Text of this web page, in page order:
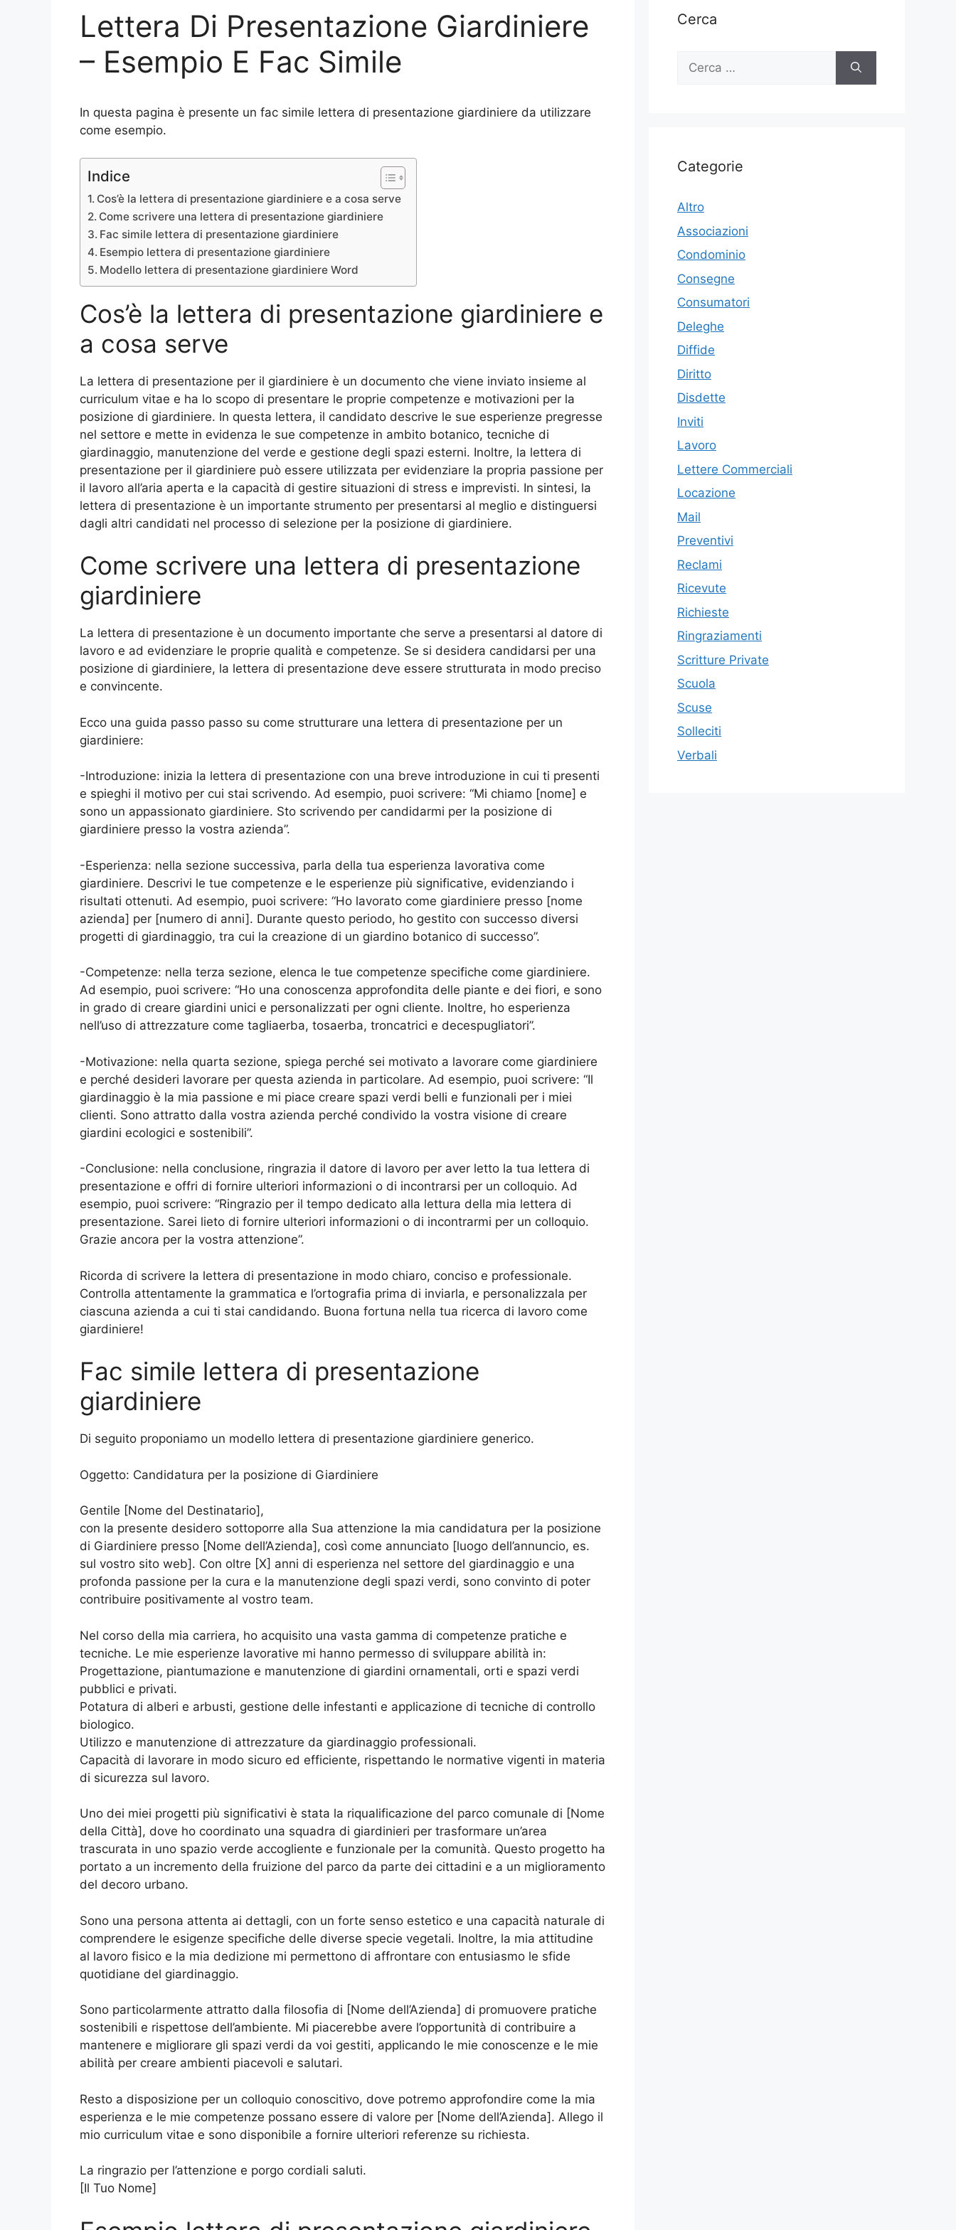
Lettera Di Presentazione Giardiniere
– Esempio E Fac Simile
In questa pagina è presente un fac simile lettera di presentazione giardiniere da utilizzare
come esempio.
Indice
Cos’è la lettera di presentazione giardiniere e a cosa serve
Come scrivere una lettera di presentazione giardiniere
Fac simile lettera di presentazione giardiniere
Esempio lettera di presentazione giardiniere
Modello lettera di presentazione giardiniere Word
Cos’è la lettera di presentazione giardiniere e
a cosa serve
La lettera di presentazione per il giardiniere è un documento che viene inviato insieme al
curriculum vitae e ha lo scopo di presentare le proprie competenze e motivazioni per la
posizione di giardiniere. In questa lettera, il candidato descrive le sue esperienze pregresse
nel settore e mette in evidenza le sue competenze in ambito botanico, tecniche di
giardinaggio, manutenzione del verde e gestione degli spazi esterni. Inoltre, la lettera di
presentazione per il giardiniere può essere utilizzata per evidenziare la propria passione per
il lavoro all’aria aperta e la capacità di gestire situazioni di stress e imprevisti. In sintesi, la
lettera di presentazione è un importante strumento per presentarsi al meglio e distinguersi
dagli altri candidati nel processo di selezione per la posizione di giardiniere.
Come scrivere una lettera di presentazione
giardiniere
La lettera di presentazione è un documento importante che serve a presentarsi al datore di
lavoro e ad evidenziare le proprie qualità e competenze. Se si desidera candidarsi per una
posizione di giardiniere, la lettera di presentazione deve essere strutturata in modo preciso
e convincente.
Ecco una guida passo passo su come strutturare una lettera di presentazione per un
giardiniere:
-Introduzione: inizia la lettera di presentazione con una breve introduzione in cui ti presenti
e spieghi il motivo per cui stai scrivendo. Ad esempio, puoi scrivere: “Mi chiamo [nome] e
sono un appassionato giardiniere. Sto scrivendo per candidarmi per la posizione di
giardiniere presso la vostra azienda”.
-Esperienza: nella sezione successiva, parla della tua esperienza lavorativa come
giardiniere. Descrivi le tue competenze e le esperienze più significative, evidenziando i
risultati ottenuti. Ad esempio, puoi scrivere: “Ho lavorato come giardiniere presso [nome
azienda] per [numero di anni]. Durante questo periodo, ho gestito con successo diversi
progetti di giardinaggio, tra cui la creazione di un giardino botanico di successo”.
-Competenze: nella terza sezione, elenca le tue competenze specifiche come giardiniere.
Ad esempio, puoi scrivere: “Ho una conoscenza approfondita delle piante e dei fiori, e sono
in grado di creare giardini unici e personalizzati per ogni cliente. Inoltre, ho esperienza
nell’uso di attrezzature come tagliaerba, tosaerba, troncatrici e decespugliatori”.
-Motivazione: nella quarta sezione, spiega perché sei motivato a lavorare come giardiniere
e perché desideri lavorare per questa azienda in particolare. Ad esempio, puoi scrivere: “Il
giardinaggio è la mia passione e mi piace creare spazi verdi belli e funzionali per i miei
clienti. Sono attratto dalla vostra azienda perché condivido la vostra visione di creare
giardini ecologici e sostenibili”.
-Conclusione: nella conclusione, ringrazia il datore di lavoro per aver letto la tua lettera di
presentazione e offri di fornire ulteriori informazioni o di incontrarsi per un colloquio. Ad
esempio, puoi scrivere: “Ringrazio per il tempo dedicato alla lettura della mia lettera di
presentazione. Sarei lieto di fornire ulteriori informazioni o di incontrarmi per un colloquio.
Grazie ancora per la vostra attenzione”.
Ricorda di scrivere la lettera di presentazione in modo chiaro, conciso e professionale.
Controlla attentamente la grammatica e l’ortografia prima di inviarla, e personalizzala per
ciascuna azienda a cui ti stai candidando. Buona fortuna nella tua ricerca di lavoro come
giardiniere!
Fac simile lettera di presentazione
giardiniere
Di seguito proponiamo un modello lettera di presentazione giardiniere generico.
Oggetto: Candidatura per la posizione di Giardiniere
Gentile [Nome del Destinatario],
con la presente desidero sottoporre alla Sua attenzione la mia candidatura per la posizione
di Giardiniere presso [Nome dell’Azienda], così come annunciato [luogo dell’annuncio, es.
sul vostro sito web]. Con oltre [X] anni di esperienza nel settore del giardinaggio e una
profonda passione per la cura e la manutenzione degli spazi verdi, sono convinto di poter
contribuire positivamente al vostro team.
Nel corso della mia carriera, ho acquisito una vasta gamma di competenze pratiche e
tecniche. Le mie esperienze lavorative mi hanno permesso di sviluppare abilità in:
Progettazione, piantumazione e manutenzione di giardini ornamentali, orti e spazi verdi
pubblici e privati.
Potatura di alberi e arbusti, gestione delle infestanti e applicazione di tecniche di controllo
biologico.
Utilizzo e manutenzione di attrezzature da giardinaggio professionali.
Capacità di lavorare in modo sicuro ed efficiente, rispettando le normative vigenti in materia
di sicurezza sul lavoro.
Uno dei miei progetti più significativi è stata la riqualificazione del parco comunale di [Nome
della Città], dove ho coordinato una squadra di giardinieri per trasformare un’area
trascurata in uno spazio verde accogliente e funzionale per la comunità. Questo progetto ha
portato a un incremento della fruizione del parco da parte dei cittadini e a un miglioramento
del decoro urbano.
Sono una persona attenta ai dettagli, con un forte senso estetico e una capacità naturale di
comprendere le esigenze specifiche delle diverse specie vegetali. Inoltre, la mia attitudine
al lavoro fisico e la mia dedizione mi permettono di affrontare con entusiasmo le sfide
quotidiane del giardinaggio.
Sono particolarmente attratto dalla filosofia di [Nome dell’Azienda] di promuovere pratiche
sostenibili e rispettose dell’ambiente. Mi piacerebbe avere l’opportunità di contribuire a
mantenere e migliorare gli spazi verdi da voi gestiti, applicando le mie conoscenze e le mie
abilità per creare ambienti piacevoli e salutari.
Resto a disposizione per un colloquio conoscitivo, dove potremo approfondire come la mia
esperienza e le mie competenze possano essere di valore per [Nome dell’Azienda]. Allego il
mio curriculum vitae e sono disponibile a fornire ulteriori referenze su richiesta.
La ringrazio per l’attenzione e porgo cordiali saluti.
[Il Tuo Nome]
Cerca
Ricerca
Categorie
Altro
Associazioni
Condominio
Consegne
Consumatori
Deleghe
Diffide
Diritto
Disdette
Inviti
Lavoro
Lettere Commerciali
Locazione
Mail
Preventivi
Reclami
Ricevute
Richieste
Ringraziamenti
Scritture Private
Scuola
Scuse
Solleciti
Verbali